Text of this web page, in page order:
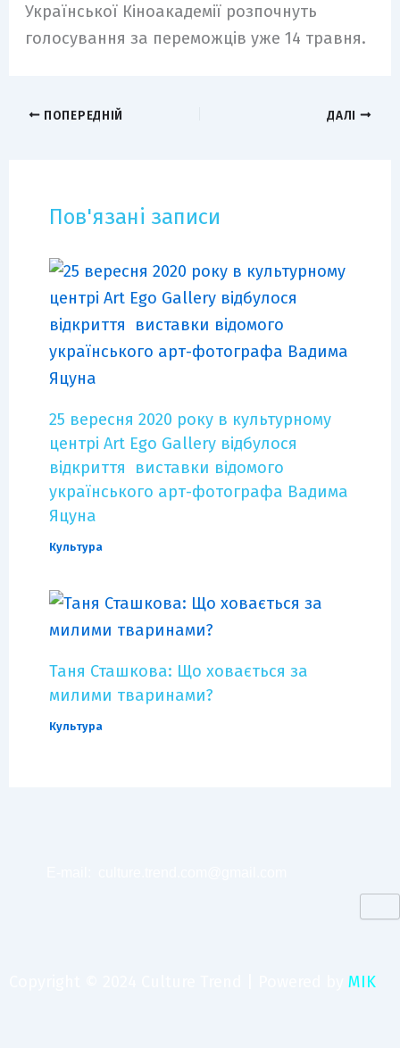
Української Кіноакадемії розпочнуть
голосування за переможців уже 14 травня.
ПОПЕРЕДНІЙ ДАЛІ
Пов'язані записи
25 вересня 2020 року в культурному
центрі Art Ego Gallery відбулося
відкриття виставки відомого
українського арт-фотографа Вадима
Яцуна
Культура
Таня Сташкова: Що ховається за
милими тваринами?
Культура
MIK